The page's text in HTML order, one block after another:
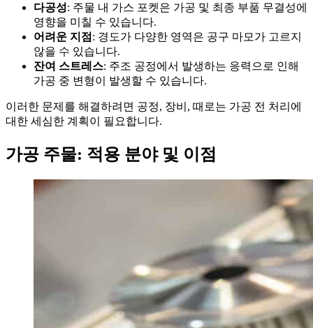
다공성: 주물 내 가스 포켓은 가공 및 최종 부품 무결성에
영향을 미칠 수 있습니다.
어려운 지점 : 경도가 다양한 영역은 공구 마모가 고르지
않을 수 있습니다.
잔여 스트레스: 주조 공정에서 발생하는 응력으로 인해
가공 중 변형이 발생할 수 있습니다.
이러한 문제를 해결하려면 공정, 장비, 때로는 가공 전 처리에
대한 세심한 계획이 필요합니다.
가공 주물: 적용 분야 및 이점